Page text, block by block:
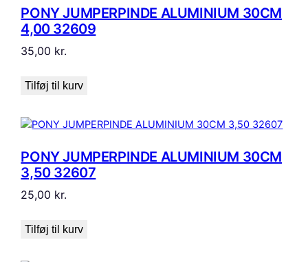
PONY JUMPERPINDE ALUMINIUM 30CM
4,00 32609
35,00 kr.
Tilføj til kurv
PONY JUMPERPINDE ALUMINIUM 30CM
3,50 32607
25,00 kr.
Tilføj til kurv